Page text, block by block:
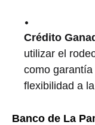
Crédito
utilizar el
como
flexibilidad a
Banco de La